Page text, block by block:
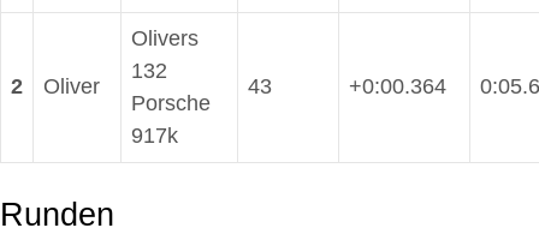
2 Oliver
Olivers
132
Porsche
917k
43 +0:00.364
Runden